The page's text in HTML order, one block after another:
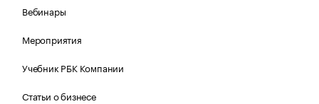
Вебинары
Мероприятия
Учебник РБК Компании
Статьи о бизнесе